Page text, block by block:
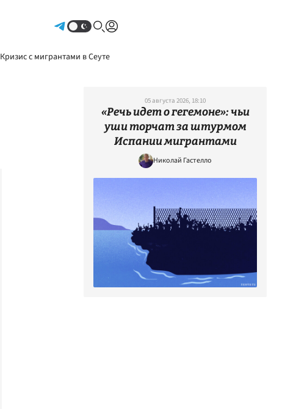
Кризис с мигрантами в Сеуте
05 августа 2026, 18:10
«Речь идет о гегемоне»: чьи
уши торчат за штурмом
Испании мигрантами
Николай Гастелло